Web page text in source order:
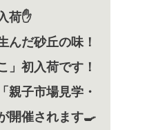
荷✋
んだ砂丘の味！
」初入荷です！
親子市場見学・
開催されます🍳